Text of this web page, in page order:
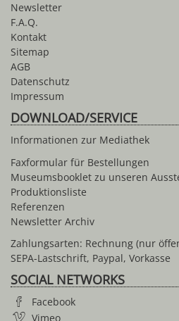
Newsletter
F.A.Q.
Kontakt
Sitemap
AGB
Datenschutz
Impressum
DOWNLOAD/SERVICE
Informationen zur Mediathek
Faxformular für Bestellungen
Museumsbooklet zu unseren
Produktionsliste
Referenzen
Newsletter Archiv
Zahlungsarten: Rechnung (nur
SEPA-Lastschrift, Paypal, Vorkasse
SOCIAL NETWORKS
Facebook
Vimeo